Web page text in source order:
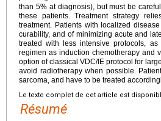
than 5% at diagnosis), but must be
these patients. Treatment strategy
treatment. Patients with localized
curability, and of minimizing acute and
treated with less intensive protocols, as
regimen as induction chemotherapy and
option of classical VDC/IE protocol for
avoid radiotherapy when possible.
sarcoma, and have to be treated
Le texte complet de cet article est
Résumé